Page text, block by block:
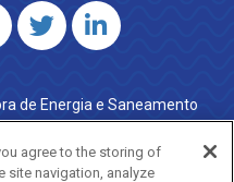
de Energia e Saneamento
de Janeiro
6457 (WhatsApp) ·
agree to the storing of
site navigation, analyze